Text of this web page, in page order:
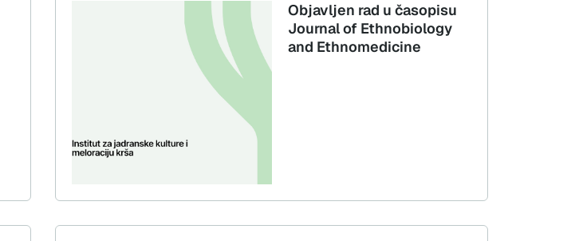
Objavljen rad u časopisu
Journal of Ethnobiology
and Ethnomedicine